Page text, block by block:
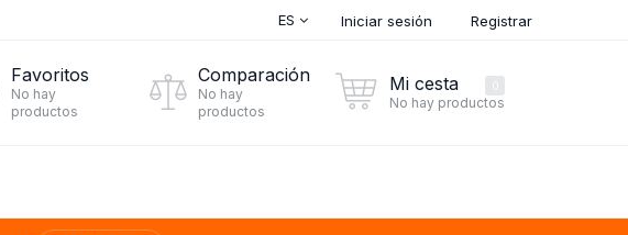
ES Iniciar sesión Registrar
Favoritos
No hay
productos
Comparación
No hay
productos
Mi cesta
No hay productos